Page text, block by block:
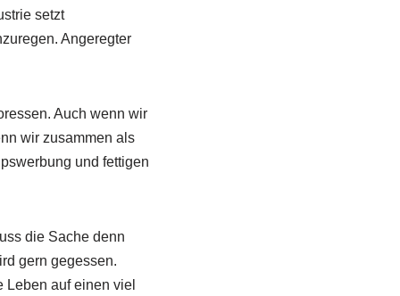
setzt
Angeregter
Auch wenn wir
wir zusammen als
und fettigen
die Sache denn
gern gegessen.
Leben auf einen viel